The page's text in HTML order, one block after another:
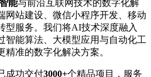
能与前沿互联网技术的数字化解
网站建设、微信小程序开发、移动
型服务。我们将AI技术深度融入
智能算法、大模型应用与自动化工
准的数字化解决方案。
成功交付3000+个精品项目，服务